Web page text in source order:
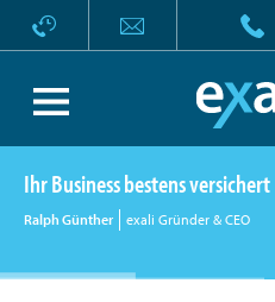
Ihr Business bestens versichert
Ralph Günther exali Gründer & CEO